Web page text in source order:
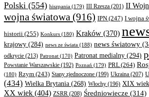
Polski (554) hiszpania (179) III Rzesza (201) II
wojna światowa (916) IPN (247) I wojna
historii (255) Konkurs (180) Kraków (370)
krajowy (284) news ze świata (188) news światowy
odkrycie (213) Patronat (170) Patronat medialny (294)
Powstanie Warszawskie (192) Poznań (179) PRL(264)
(180) Rzym (243) Stany zjednoczone (199) Ukraina (207)
(434) Wielka Brytania (268) Włochy (196) XIX wiek
XX wiek (404) ZSRR (208) Średniowiecze (314)